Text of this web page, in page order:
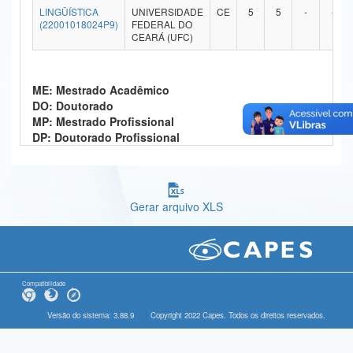
Ministério da Ciência, Tecnologia, Inovações e Comunicações
Ministério do Meio Ambiente
Ministério do Desenvolvimento Regional
Controladoria-Geral da União
Gabinete de Segurança Institucional
Advocacia-Geral da União
LINGÜÍSTICA
(22001018024P9)
UNIVERSIDADE
FEDERAL DO
CEARÁ (UFC)
CE 5 5 - -
ME: Mestrado Acadêmico
DO: Doutorado
MP: Mestrado Profissional
DP: Doutorado Profissional
Gerar arquivo XLS
Compatibilidade
Versão do sistema: 3.88.9 Copyright 2022 Capes. Todos os direitos reservados.